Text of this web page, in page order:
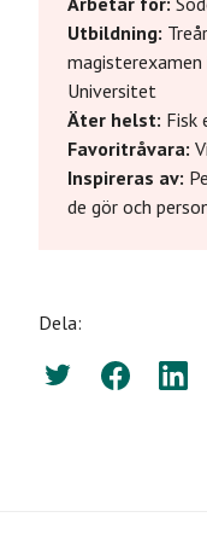
Utbildning:
Universitet
Äter helst: Fisk
Favoritråvara:
Inspireras av:
de gör och
Dela:
TwitterFacebook